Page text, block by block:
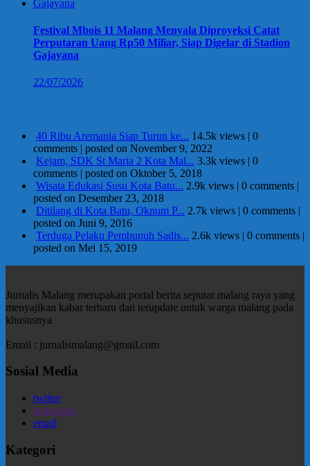
Festival Mbois 11 Malang Menyala Diproyeksi Catat
Perputaran Uang Rp50 Miliar, Siap Digelar di Stadion
Gajayana
22/07/2026
40 Ribu Aremania Siap Turun ke... 14.5k views | 0
comments | posted on November 9, 2022
Kejam, SDK St Maria 2 Kota Mal... 3.3k views | 0
comments | posted on Oktober 5, 2018
Wisata Edukasi Susu Kota Batu... 2.9k views | 0 comments |
posted on Desember 23, 2018
Ditilang di Kota Batu, Oknum P... 2.7k views | 0 comments |
posted on Juni 9, 2016
Terduga Pelaku Pembunuh Sadis... 2.6k views | 0 comments |
posted on Mei 15, 2019
Jurnalis Malang merupakan portal berita seputar malang raya yang
menyajikan kabar terbaru dan terupdate untuk warga malang pada
khususnya
Email : jurnalismalang@gmail.com
Sosial Media
twitter
instagram
email
Kategori